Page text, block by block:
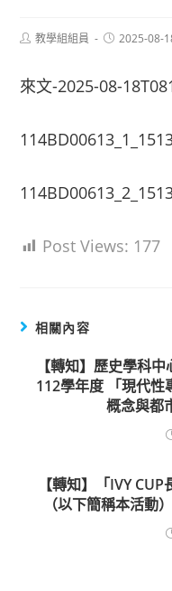
Post教學組組員
Post2025-08-
來文-2025-08-
Post Views: 177
相關內容
【轉知】歷史學科
112學年度 「現代性
概念與都
【轉知】「IVY
（以下簡稱本活動